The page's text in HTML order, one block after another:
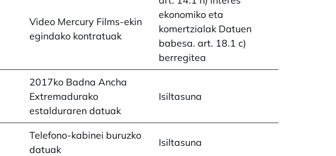
Video Mercury Films-ekin
egindako kontratuak
ekonomiko eta
komertzialak Datuen
babesa. art. 18.1 c)
berregitea
2017ko Badna Ancha
Extremadurako
estalduraren datuak
Isiltasuna
Telefono-kabinei buruzko
datuak
Isiltasuna